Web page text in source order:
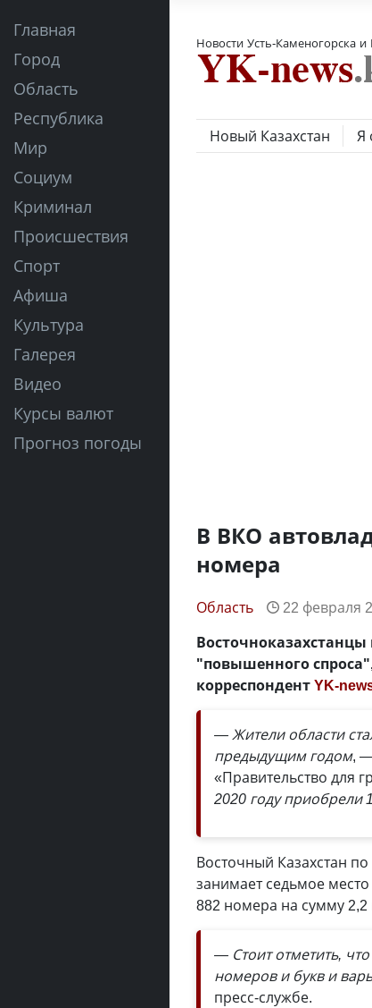
Главная
Город
Область
Республика
Мир
Социум
Криминал
Происшествия
Спорт
Афиша
Культура
Галерея
Видео
Курсы валют
Прогноз погоды
Новости Усть-Каменогорска
Новый Казахстан Я
В ВКО
номера
Область 22 февраля
"повышенного
корреспондентYK-
— Жители области
предыдущим годом,
«Правительство для
2020 году приобрели
Восточный Казахстан
занимает седьмое
882 номера на сумму 2,2
— Стоит отметить,
номеров и букв и
пресс-службе.